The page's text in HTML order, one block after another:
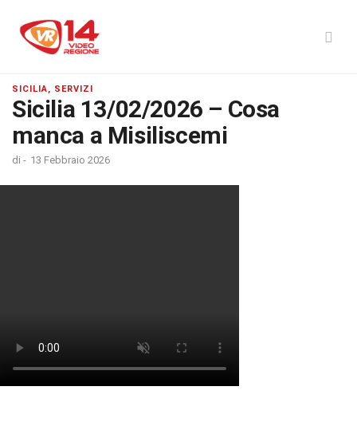
SICILIA, SERVIZI
Sicilia 13/02/2026 – Cosa
manca a Misiliscemi
di - 13 Febbraio 2026